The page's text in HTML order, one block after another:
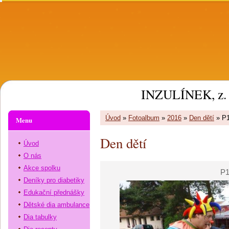
INZULÍNEK, z.
Úvod » Fotoalbum » 2016 » Den dětí »
Den dětí
Menu
Úvod
O nás
Akce spolku
Deníky pro diabetiky
Edukační přednášky
Dětské dia ambulance
Dia tabulky